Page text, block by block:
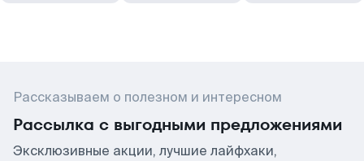
Рассказываем о полезном и интересном
Рассылка с выгодными предложениями
Эксклюзивные акции, лучшие лайфхаки,